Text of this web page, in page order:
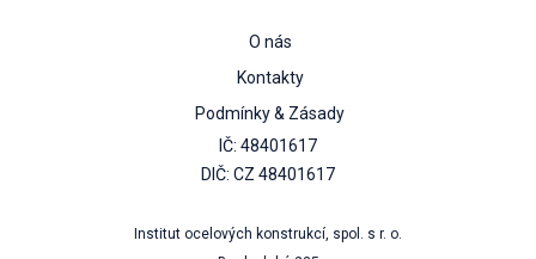
O nás
Kontakty
Podmínky & Zásady
IČ: 48401617
DIČ: CZ 48401617
Institut ocelových konstrukcí, spol. s r. o.